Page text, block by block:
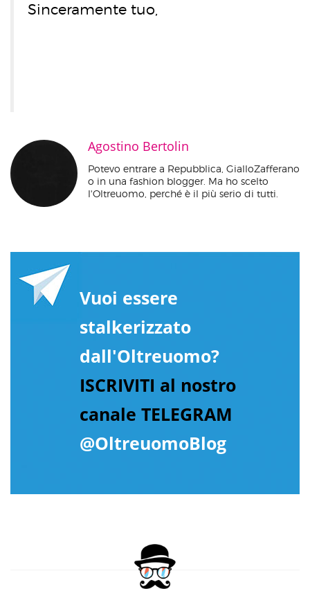
Sinceramente tuo,
Agostino Bertolin
Potevo entrare a Repubblica, GialloZafferano
o in una fashion blogger. Ma ho scelto
l'Oltreuomo, perché è il più serio di tutti.
Vuoi essere
stalkerizzato
dall'Oltreuomo?
ISCRIVITI al nostro
canale TELEGRAM
@OltreuomoBlog